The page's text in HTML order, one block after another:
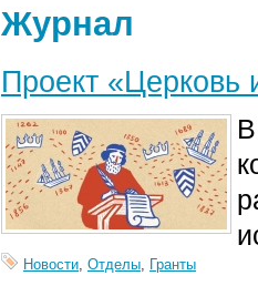
Журнал
Проект «Церковь
Новости, Отделы, Гранты